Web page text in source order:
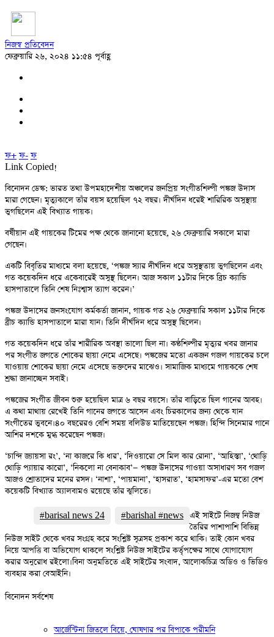
নিজস্ব প্রতিবেদন
ফেব্রুয়ারি ২৬, ২০২৪ ১১:৫৪ পূর্বাহ্ণ
ফ+ ফ- ফ
Link Copied!
বিনোদন ডেস্ক: ভারত তথা উপমহাদেশীয় অঞ্চলের জনপ্রিয় সংগীতশিল্পী পঙ্কজ উদাস
মারা গেছেন। মৃত্যুকালে তাঁর বয়স হয়েছিল ৭২ বছর। দীর্ঘদিন ধরেই শারিরিক অসুস্থায়
ভুগছিলেন এই বিখ্যাত গায়ক।
বর্ষীয়ান এই গায়কের টিমের পক্ষ থেকে জানানো হয়েছে, ২৬ ফেব্রুয়ারি সকালে মারা
গেছেন।
একটি বিবৃতির মাধ্যমে বলা হয়েছে, ‘পঙ্কজ স্যার দীর্ঘদিন ধরে অসুস্থতায় ভুগছিলেন এবং
গত কয়েকদিন ধরে একেবারেই অসুস্থ ছিলেন। আজ সকাল ১১টার দিকে ব্রিচ ক্যান্ডি
হাসপাতালে তিনি শেষ নিঃশ্বাস ত্যাগ করেন।’
পঙ্কজ উদাসের জনসংযোগ কর্মকর্তা জানান, গায়ক গত ২৬ ফেব্রুয়ারি সকাল ১১টার দিকে
ব্রীচ ক্যান্ডি হাসপাতালে মারা যান। তিনি দীর্ঘদিন ধরে অসুস্থ ছিলেন।
গত কয়েকদিন ধরে তাঁর শারীরিক অবস্থা ভালো ছিল না। কণ্ঠশিল্পীর মৃত্যুর খবর জানার
পর সংগীত জগতে শোকের ছায়া নেমে এসেছে। পঙ্কজের মতো একজন গজল গায়কের চলে
যাওয়ায় শোকের ছায়া নেমে এসেছে ভক্তদের মাঝেও। সামাজিক মাধ্যমে গায়ককে শেষ
শ্রদ্ধা জানাচ্ছেন সবাই।
পঙ্কজের সংগীত জীবন শুরু হয়েছিল মাত্র ৬ বছর বয়সে। তাঁর বাড়িতে ছিল গানের আবহ।
এ কথা মাথায় রেখেই তিনি গানের জগতে আসেন এবং চিরকালের জন্য থেকে যান
সংগীতের ভুবনে।৪০ বছরেরও বেশি সময় বলিউড মাতিয়েছেন পঙ্কজ। হিন্দি সিনেমার গানে
আশির দশকে মুগ্ধ করেছেন পঙ্কজ।
‘চান্দি জ্যায়সা রং’, ‘না কাজরে কি ধার’, ‘দিওয়ারো সে মিল কার রোনা’, ‘আহিস্তা’, ‘থোড়ি
থোড়ি প্যায়ার কারো’, ‘নিকলো না বেনাকাব’— পঙ্কজ উদাসের গাওয়া অসাধারণ সব গজল
আজও শ্রোতাদের মনের রসদ। ‘নাশা’, ‘পায়মানা’, ‘হাসরাত’, ‘হামসাফর’-এর মতো বেশ
কয়েকটি বিখ্যাত অ্যালবামও রয়েছে তাঁর ঝুলিতে।
#barisal news 24 #barishal #news এই সাইটে নিজম্ব নিউজ
তৈরির পাশাপাশি বিভিন্ন
নিউজ সাইট থেকে খবর সংগ্রহ করে সংশ্লিষ্ট সূত্রসহ প্রকাশ করে থাকি। তাই কোন খবর
নিয়ে আপত্তি বা অভিযোগ থাকলে সংশ্লিষ্ট নিউজ সাইটের কর্তৃপক্ষের সাথে যোগাযোগ
করার অনুরোধ রইলো।বিনা অনুমতিতে এই সাইটের সংবাদ, আলোকচিত্র অডিও ও ভিডিও
ব্যবহার করা বেআইনি।
বিনোদন সর্বশেষ
আর্জেন্টিনা জিতলে বিয়ে, ঘোষণার পর বিপাকে পরীমনি